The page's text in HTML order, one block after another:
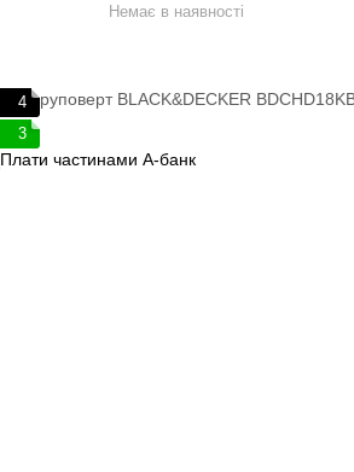
Немає в наявності
4
3